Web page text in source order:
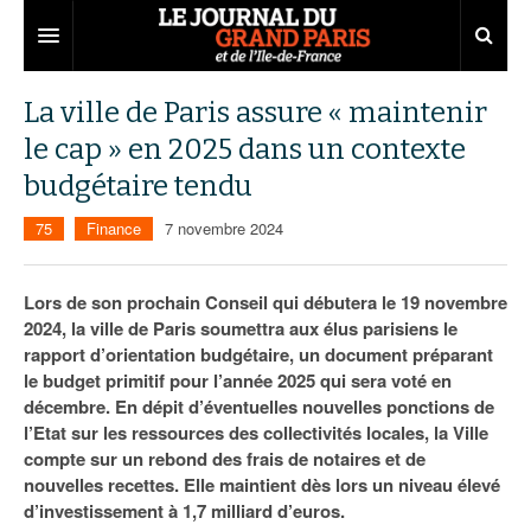
Territoires
Aménagement
Collectivités
Services urbains
Entreprises
Développement économique
Attractivité
Innovation
Transport
Marchés publics
Départements
77
78
91
92
Nominations
Portraits
Agenda
Les Assises du Grand Paris
Éditions précédentes
Le podcast
Ecouter les épisodes
Lire les résumés
La ville de Paris assure « maintenir
le cap » en 2025 dans un contexte
budgétaire tendu
75 Finance 7 novembre 2024
Lors de son prochain Conseil qui débutera le 19 novembre
2024, la ville de Paris soumettra aux élus parisiens le
rapport d’orientation budgétaire, un document préparant
le budget primitif pour l’année 2025 qui sera voté en
décembre. En dépit d’éventuelles nouvelles ponctions de
l’Etat sur les ressources des collectivités locales, la Ville
compte sur un rebond des frais de notaires et de
nouvelles recettes. Elle maintient dès lors un niveau élevé
d’investissement à 1,7 milliard d’euros.